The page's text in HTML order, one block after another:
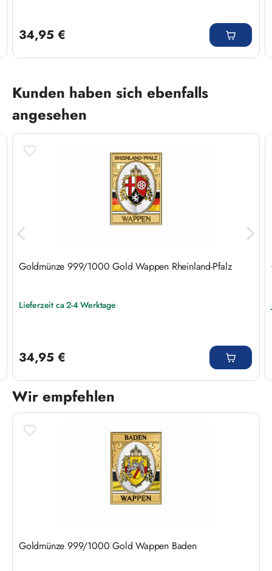
34,95 €
Produktgalerie überspringen
Kunden haben sich ebenfalls
angesehen
Goldmünze 999/1000 Gold Wappen Rheinland-Pfalz
Lieferzeit ca 2-4 Werktage
34,95 €
Wir empfehlen
Produktgalerie überspringen
Goldmünze 999/1000 Gold Wappen Baden